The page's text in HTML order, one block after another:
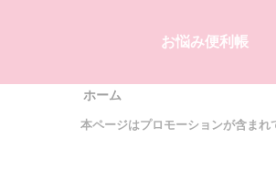
お悩み便利帳
ホーム
本ページはプロモーションが含まれ